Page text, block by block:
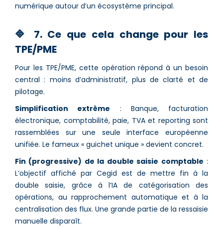
numérique autour d’un écosystème principal.
🔷 7. Ce que cela change pour les
TPE/PME
Pour les TPE/PME, cette opération répond à un besoin
central : moins d’administratif, plus de clarté et de
pilotage.
Simplification extrême : Banque, facturation
électronique, comptabilité, paie, TVA et reporting sont
rassemblées sur une seule interface européenne
unifiée. Le fameux « guichet unique » devient concret.
Fin (progressive) de la double saisie comptable :
L’objectif affiché par Cegid est de mettre fin à la
double saisie, grâce à l’IA de catégorisation des
opérations, au rapprochement automatique et à la
centralisation des flux. Une grande partie de la ressaisie
manuelle disparaît.